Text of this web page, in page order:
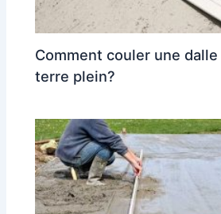
Comment couler une
terre plein?